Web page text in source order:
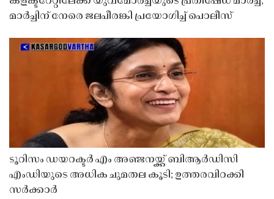
മാർച്ചിന് നേരെ ജലപീരങ്കി പ്രയോഗിച്ച് പൊലീസ്
ടൂറിസം ഡയറക്ടർ എം അഞ്ജനയ്ക്ക് ബിആർഡിസി
എംഡിയുടെ അധിക ചുമതല കൂടി; ഉത്തരവിറക്കി
സർക്കാർ